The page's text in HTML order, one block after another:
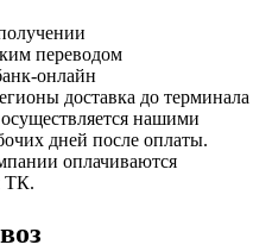
переводом
онлайн
доставка до терминала
нашими
дней после оплаты.
оплачиваются
ТК.